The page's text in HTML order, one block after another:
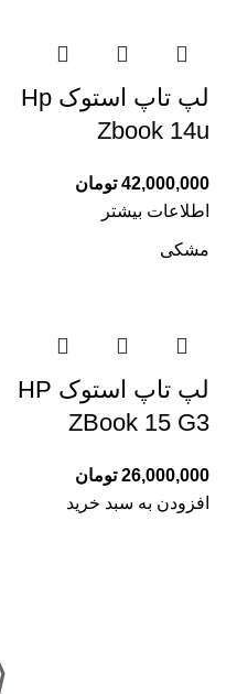
لپ تاپ استوک Hp
Zbook 14u
42,000,000 تومان
اطلاعات بیشتر
مشکی
لپ تاپ استوک HP
ZBook 15 G3
26,000,000 تومان
افزودن به سبد خرید